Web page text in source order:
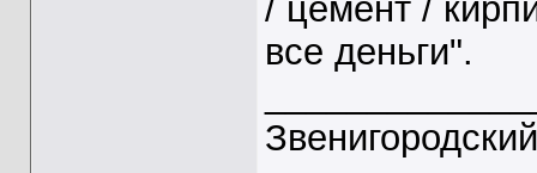
/ цемент /
все деньги".